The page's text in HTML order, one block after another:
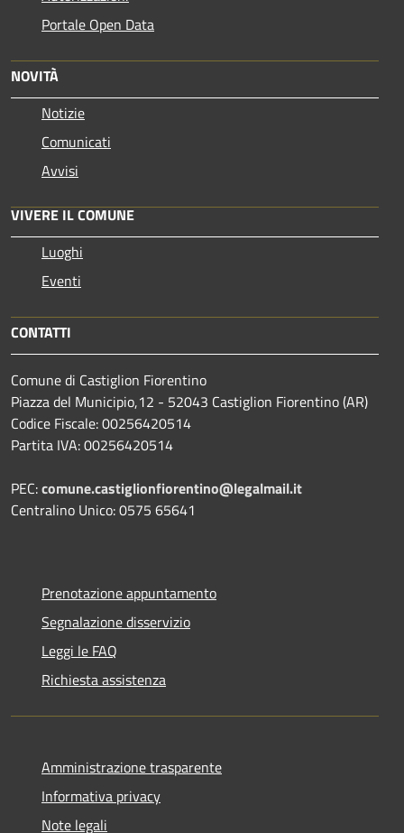
Portale Open Data
NOVITÀ
Notizie
Comunicati
Avvisi
VIVERE IL COMUNE
Luoghi
Eventi
CONTATTI
Comune di Castiglion Fiorentino
Piazza del Municipio,12 - 52043 Castiglion Fiorentino (AR)
Codice Fiscale: 00256420514
Partita IVA: 00256420514
PEC:comune.castiglionfiorentino@legalmail.it
Centralino Unico: 0575 65641
Prenotazione appuntamento
Segnalazione disservizio
Leggi le FAQ
Richiesta assistenza
Amministrazione trasparente
Informativa privacy
Note legali